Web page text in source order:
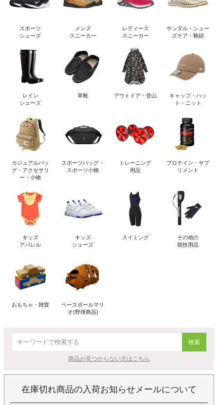
スポーツ
シューズ
メンズ
スニーカー
レディース
スニーカー
サンダル・シュー
ズケア・靴紐
レイン
シューズ
革靴 アウトドア・登山
キャップ・ハッ
ト・ニット
カジュアルバッ
グ・アクセサリ
ー・小物
スポーツバッグ・
スポーツ小物
トレーニング
用品
プロテイン・サプ
リメント
キッズ
アパレル
キッズ
シューズ
スイミング
その他の
競技用品
おもちゃ・雑貨
ベースボールマリ
オ(野球商品)
検索
商品が見つからない方はこちら
在庫切れ商品の入荷お知らせメールについて